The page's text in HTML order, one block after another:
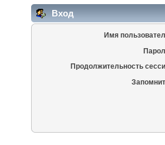
Вход
Имя
Продолжительность